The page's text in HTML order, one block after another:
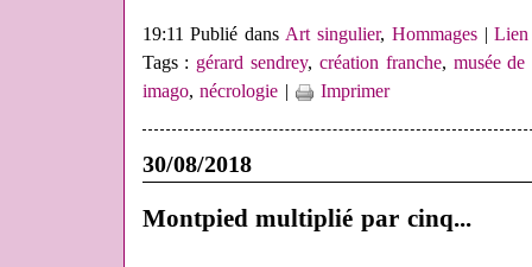
19:11 Publié dansArt singulier, Hommages|Lien
Tags : gérard sendrey, création franche, musée
imago,nécrologie | Imprimer
30/08/2018
Montpied multiplié par cinq...